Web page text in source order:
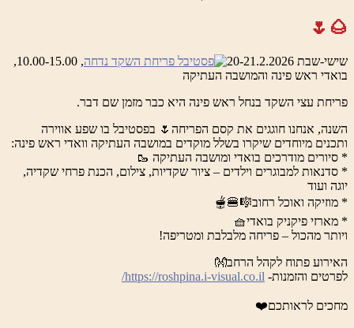
🌰🌷
שישי-שבת 20-21.2.2026
, 10.00-15.00,
בואדי ראש פינה והמושבה העתיקה
פריחת עצי השקד בנחל ראש פינה היא כבר מזמן שם דבר.
השנה, אנחנו חוגגים את קסם הפריחה🌷 בפסטיבל בו שפע אווירה
ותכנים מיוחדים שיקרו בשלל מוקדים במושבה העתיקה וואדי ראש פינה:
* סיורים מודרכים בואדי ומושבה העתיקה 🥾
* סדנאות למבוגרים וילדים – ציור שקדיות, צילום, הכנת פרחי שקדיה,
יוגה ועוד
* מוזיקה ואוכל רחוב🎼🍔🫕
* מארזי פיקניק בואדי🧺
ויותר מהכול – פריחה מלבלבת ומטריפה!
האירוע פתוח לקהל הרחב👐
לפרטים והזמנות- https://roshpina.i-visual.co.il/
מחכים לראותכם❤️